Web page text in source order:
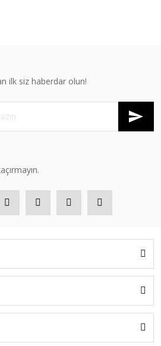
ilk siz haberdar olun!